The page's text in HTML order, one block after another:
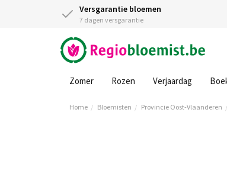
Versgarantie bloemen
7 dagen versgarantie
Zomer Rozen Verjaardag
Home Bloemisten Provincie Oost-Vlaanderen